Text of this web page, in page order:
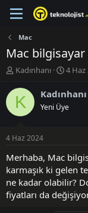
Mac
Mac
K
n
u
B
a
ş
a
t
a
Kadınhanı
B
ş
a
ç
t
a
r
i
4 Haz
K Kadınhanı
Yeni Üye
4 Haz 2024
Merhaba, Mac
karmaşık ki gelen
ne kadar olabilir?
fiyatları da